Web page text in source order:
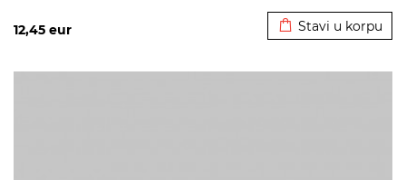
12,45 eur Stavi u korpu